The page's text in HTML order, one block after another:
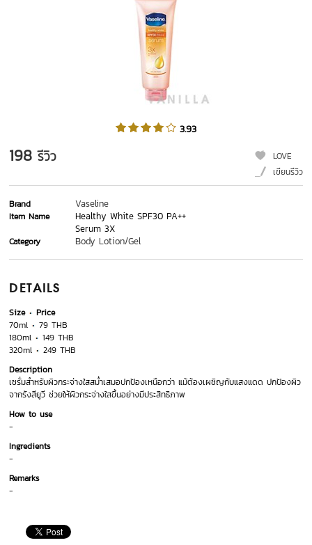
3.93
198 รีวิว
LOVE
เขียนรีวิว
Brand Vaseline
Item Name
Healthy White SPF30 PA++
Serum 3X
Category Body Lotion/Gel
DETAILS
Size
Price
70ml
79 THB
180ml
149 THB
320ml
249 THB
Description
เซรั่มสำหรับผิวกระจ่างใสสม่ำเสมอปกป้องเหนือกว่า แม้ต้องเผชิญกับแสงแดด ปกป้องผิว
จากรังสียูวี ช่วยให้ผิวกระจ่างใสขึ้นอย่างมีประสิทธิภาพ
How to use
-
Ingredients
-
Remarks
-